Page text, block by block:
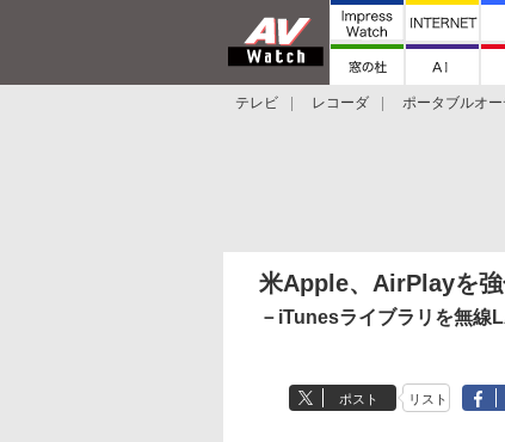
テレビ レコーダ ポータブルオー
米Apple、AirPlayを
－iTunesライブラリを無線
ポスト リスト